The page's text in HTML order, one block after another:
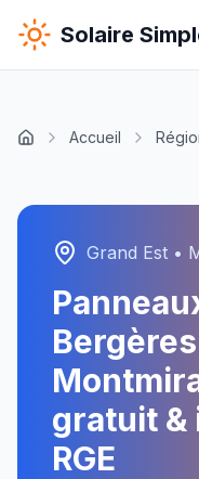
Solaire
Accueil
Grand Est •
gratuit &
RGE